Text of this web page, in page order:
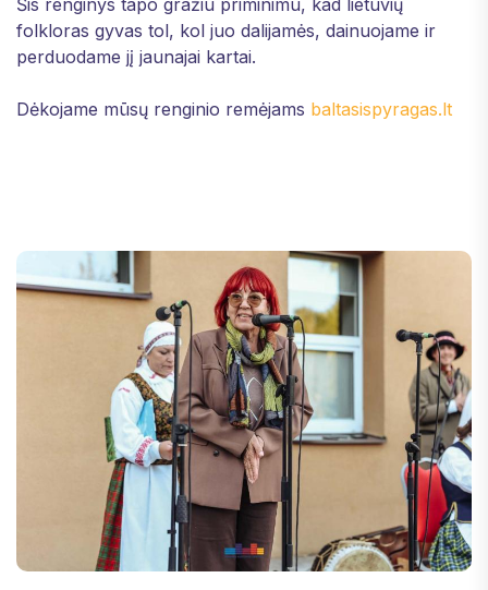
folkloras gyvas tol, kol juo dalijamės, dainuojame ir
perduodame jį jaunajai kartai.
Dėkojame mūsų renginio remėjams baltasispyragas.lt